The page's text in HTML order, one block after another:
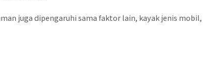
juga dipengaruhi sama faktor lain, kayak jenis mobil,